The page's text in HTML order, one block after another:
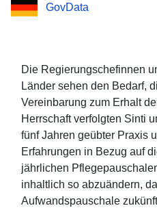
verfolgten
GovData
Die Regierungschefinnen
Länder sehen den Bedarf,
Vereinbarung zum Erhalt
Herrschaft verfolgten Sinti
fünf Jahren geübter Praxis
Erfahrungen in Bezug auf
jährlichen
inhaltlich so abzuändern,
Aufwandspauschale